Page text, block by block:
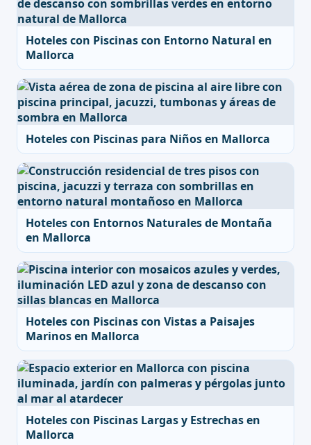
Hoteles con Piscinas con Entorno Natural en
Mallorca
Hoteles con Piscinas para Niños en Mallorca
Hoteles con Entornos Naturales de Montaña
en Mallorca
Hoteles con Piscinas con Vistas a Paisajes
Marinos en Mallorca
Hoteles con Piscinas Largas y Estrechas en
Mallorca